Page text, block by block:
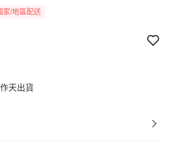
家/地區配送
天出貨